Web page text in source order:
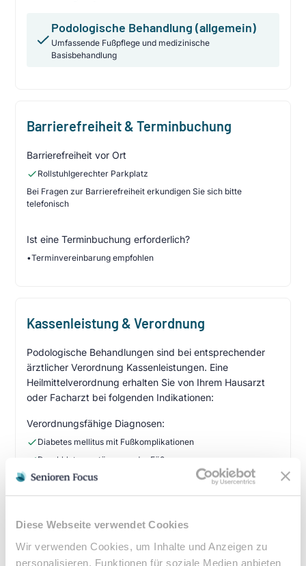
Diese Webseite verwendet Cookies
Wir verwenden Cookies, um Inhalte und Anzeigen zu
personalisieren, Funktionen für soziale Medien anbieten
Podologische Behandlung (allgemein)
Umfassende Fußpflege und medizinische
Basisbehandlung
Barrierefreiheit & Terminbuchung
Barrierefreiheit vor Ort
Rollstuhlgerechter Parkplatz
Bei Fragen zur Barrierefreiheit erkundigen Sie sich bitte
telefonisch
Ist eine Terminbuchung erforderlich?
•Terminvereinbarung empfohlen
Kassenleistung & Verordnung
Podologische Behandlungen sind bei entsprechender
ärztlicher Verordnung Kassenleistungen. Eine
Heilmittelverordnung erhalten Sie von Ihrem Hausarzt
oder Facharzt bei folgenden Indikationen:
Verordnungsfähige Diagnosen:
Diabetes mellitus mit Fußkomplikationen
Durchblutungsstörungen der Füße
Sensibilitätsstörungen
Querschnittslähmung
Zuzahlung & Kosten:
• 10% Zuzahlung pro Behandlung (mind. 5€, max. 10€)